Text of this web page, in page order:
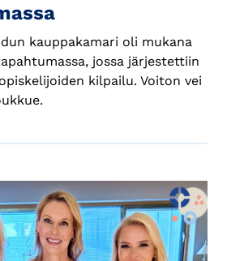
kauppakamari oli mukana
jossa järjestettiin
kilpailu. Voiton vei